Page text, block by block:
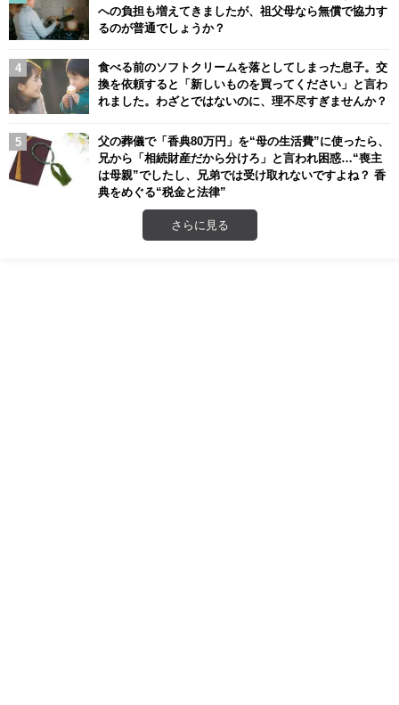
への負担も増えてきましたが、祖父母なら無償で協力す
るのが普通でしょうか？
食べる前のソフトクリームを落としてしまった息子。交
換を依頼すると「新しいものを買ってください」と言わ
れました。わざとではないのに、理不尽すぎませんか？
父の葬儀で「香典80万円」を“母の生活費”に使ったら、
兄から「相続財産だから分けろ」と言われ困惑…“喪主
は母親”でしたし、兄弟では受け取れないですよね？ 香
典をめぐる“税金と法律”
さらに見る